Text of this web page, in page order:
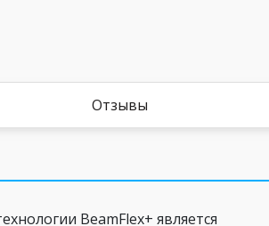
Отзывы
BeamFlex+ является